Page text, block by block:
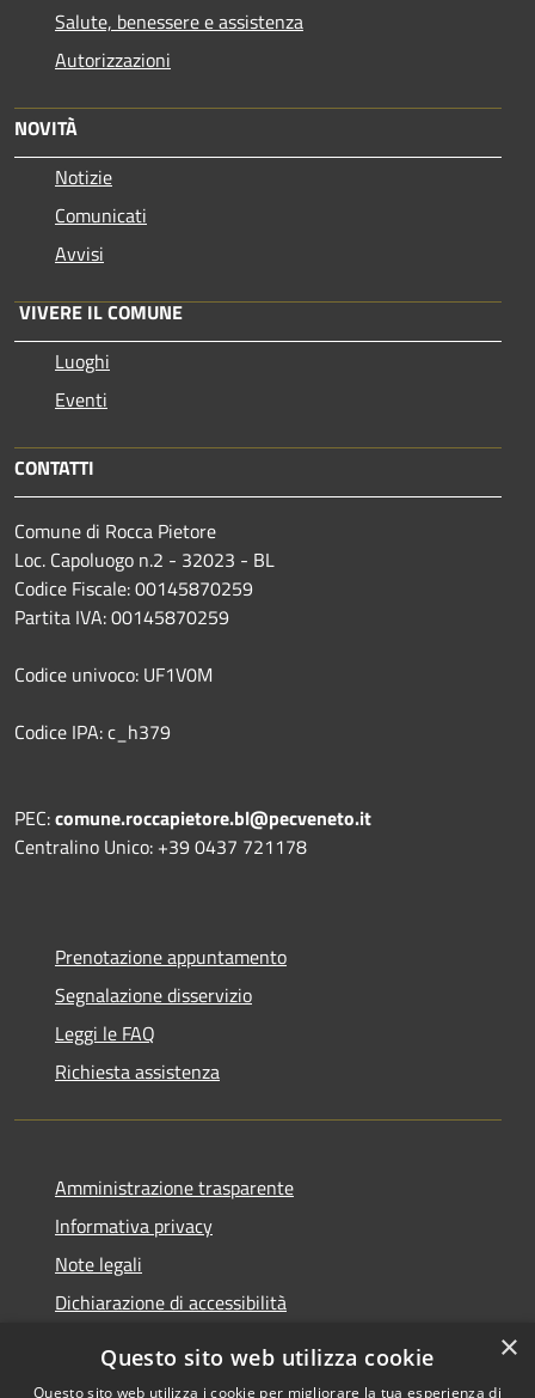
Salute, benessere e assistenza
Autorizzazioni
NOVITÀ
Notizie
Comunicati
Avvisi
VIVERE IL COMUNE
Luoghi
Eventi
CONTATTI
Comune di Rocca Pietore
Loc. Capoluogo n.2 - 32023 - BL
Codice Fiscale: 00145870259
Partita IVA: 00145870259
Codice univoco: UF1V0M
Codice IPA: c_h379
PEC:comune.roccapietore.bl@pecveneto.it
Centralino Unico: +39 0437 721178
Prenotazione appuntamento
Segnalazione disservizio
Leggi le FAQ
Richiesta assistenza
Amministrazione trasparente
Informativa privacy
Note legali
Dichiarazione di accessibilità
×
Questo sito web utilizza cookie
Questo sito web utilizza i cookie per migliorare la tua esperienza di